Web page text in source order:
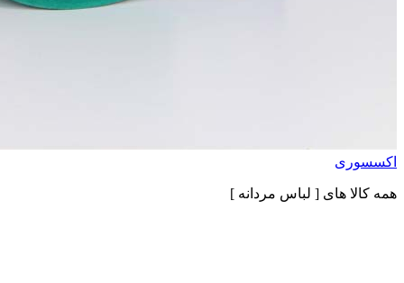
اکسسوری
همه کالا های [ لباس مردانه ]